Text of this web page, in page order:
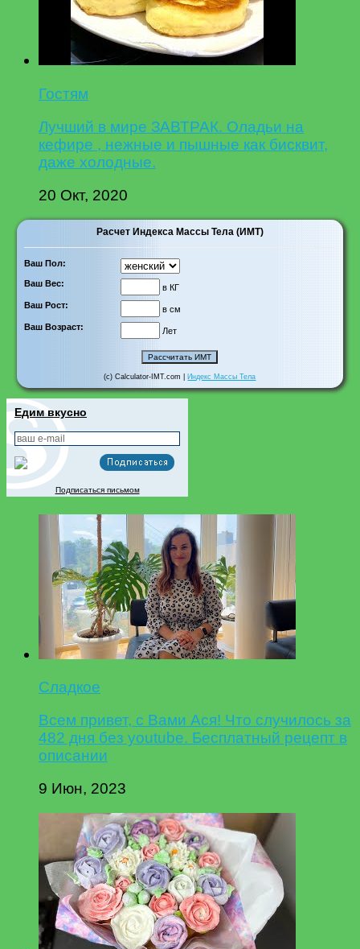
Гостям
Лучший в мире ЗАВТРАК. Оладьи на
кефире , нежные и пышные как бисквит,
даже холодные.
20 Окт, 2020
Расчет Индекса Массы Тела (ИМТ)
Ваш Пол:
Ваш Вес:
в КГ
Ваш Рост:
в см
Ваш Возраст:
Лет
(c) Calculator-IMT.com | Индекс Массы Тела
Едим вкусно
Подписаться письмом
Сладкое
Всем привет, с Вами Ася! Что случилось за
482 дня без youtube. Бесплатный рецепт в
описании
9 Июн, 2023